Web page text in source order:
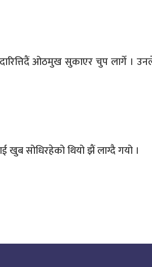
ओठमुख सुकाएर चुप लागेँ ।
खुब सोधिरहेको थियो झैं लाग्दै गयो ।